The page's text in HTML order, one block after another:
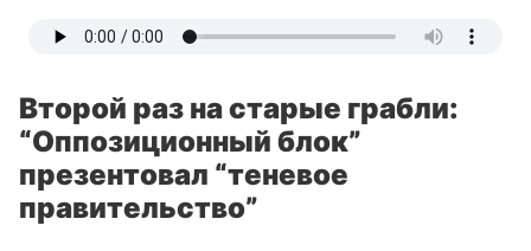
Второй раз на старые грабли:
“Оппозиционный блок”
презентовал “теневое
правительство”